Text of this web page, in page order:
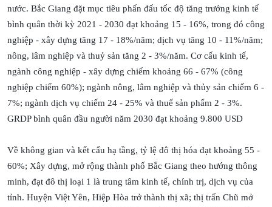
nước. Bắc Giang đặt mục tiêu phấn đấu tốc độ tăng trưởng kinh tế
bình quân thời kỳ 2021 - 2030 đạt khoảng 15 - 16%, trong đó công
nghiệp - xây dựng tăng 17 - 18%/năm; dịch vụ tăng 10 - 11%/năm;
nông, lâm nghiệp và thuỷ sản tăng 2 - 3%/năm. Cơ cấu kinh tế,
ngành công nghiệp - xây dựng chiếm khoảng 66 - 67% (công
nghiệp chiếm 60%); ngành nông, lâm nghiệp và thủy sản chiếm 6 -
7%; ngành dịch vụ chiếm 24 - 25% và thuế sản phẩm 2 - 3%.
GRDP bình quân đầu người năm 2030 đạt khoảng 9.800 USD
Về không gian và kết cấu hạ tầng, tỷ lệ đô thị hóa đạt khoảng 55 -
60%; Xây dựng, mở rộng thành phố Bắc Giang theo hướng thông
minh, đạt đô thị loại 1 là trung tâm kinh tế, chính trị, dịch vụ của
tỉnh. Huyện Việt Yên, Hiệp Hòa trở thành thị xã; thị trấn Chũ mở